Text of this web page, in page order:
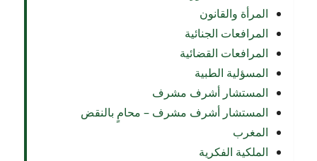
المرأة والقانون
المرافعات الجنائية
المرافعات القضائية
المسؤلية الطبية
المستشار أشرف مشرف
المستشار أشرف مشرف – محامٍ بالنقض
المغرب
الملكية الفكرية